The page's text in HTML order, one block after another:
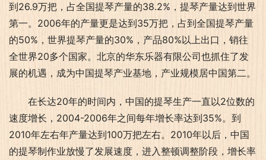
到26.9万把，占全国提琴产量的38.2%，提琴产量达到世界
第一。2006年的产量更是达到35万把，占到全国提琴产量
的50%，世界提琴产量的30%，产品80%以上出口，销往
全世界20多个国家。北京的华东乐器有限公司也抓住了发
展的机遇，成为中国提琴产业基地，产业规模居中国第二。
在长达20年的时间内，中国的提琴生产一直以2位数的
速度增长，2004-2006年之间每年增长率达到35%。到
2010年左右年产量达到100万把左右。2010年以后，中国
的提琴制作业放慢了发展速度，进入整顿调整阶段，增长率